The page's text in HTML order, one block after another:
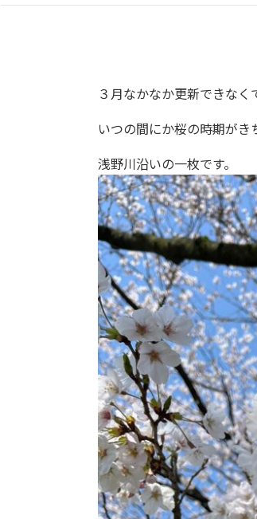
３月なかなか更新できなく
いつの間にか桜の時期がき
浅野川沿いの一枚です。